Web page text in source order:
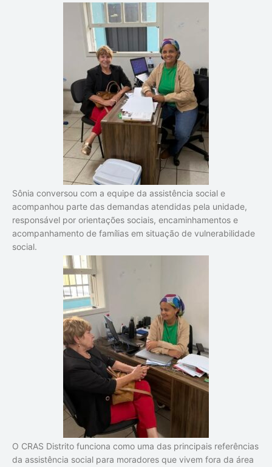
Sônia conversou com a equipe da assistência social e
acompanhou parte das demandas atendidas pela unidade,
responsável por orientações sociais, encaminhamentos e
acompanhamento de famílias em situação de vulnerabilidade
social.
O CRAS Distrito funciona como uma das principais referências
da assistência social para moradores que vivem fora da área